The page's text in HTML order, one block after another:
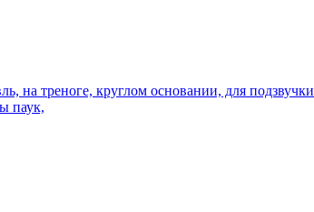
на треноге, круглом основании, для подзвучки
паук,